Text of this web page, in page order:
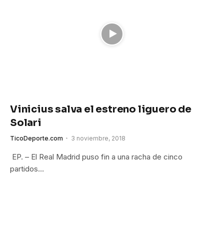
Vinicius salva el estreno liguero de
Solari
TicoDeporte.com 3 noviembre, 2018
EP. – El Real Madrid puso fin a una racha de cinco
partidos…